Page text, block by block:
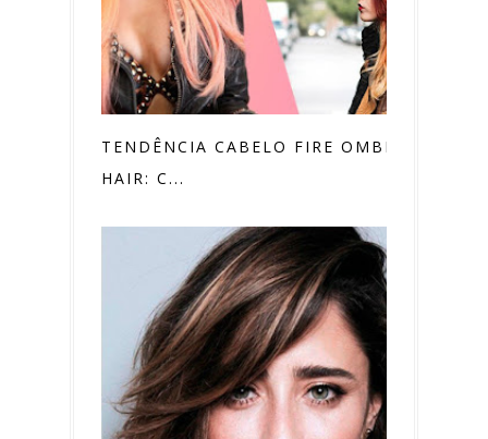
TENDÊNCIA CABELO FIRE OMBRÉ
HAIR: C...